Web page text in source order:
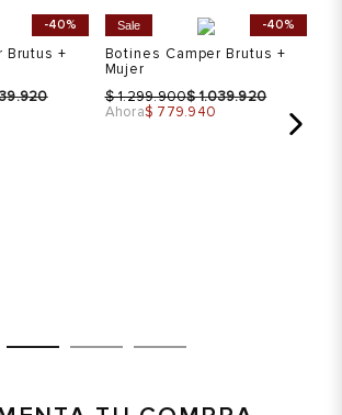
-40%
Brutus +
-40%
Sale
Botines Camper Brutus +
Mujer
$1.299.900$1.039.920
Ahora$ 779.940